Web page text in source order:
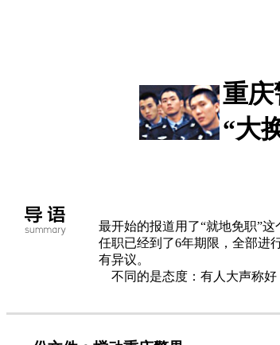
重庆
“大
最开始的报道用了“就地免职”
任职已经到了6年期限，全部进
有异议。
不同的是态度：有人大声称好